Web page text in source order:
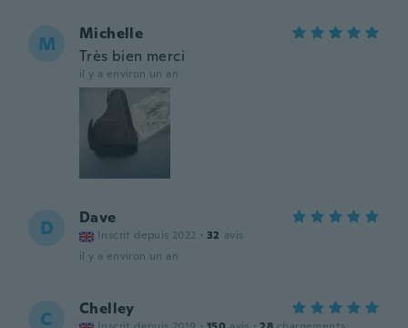
M
Michelle
Très bien merci
il y a environ un an
D Dave
Inscrit depuis 2022 · 32 avis
il y a environ un an
C Chelley